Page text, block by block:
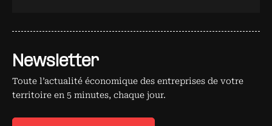
Newsletter
Toute l’actualité économique des entreprises de votre
territoire en 5 minutes, chaque jour.